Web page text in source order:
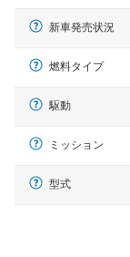
新車発売状況
燃料タイプ
駆動
ミッション
型式